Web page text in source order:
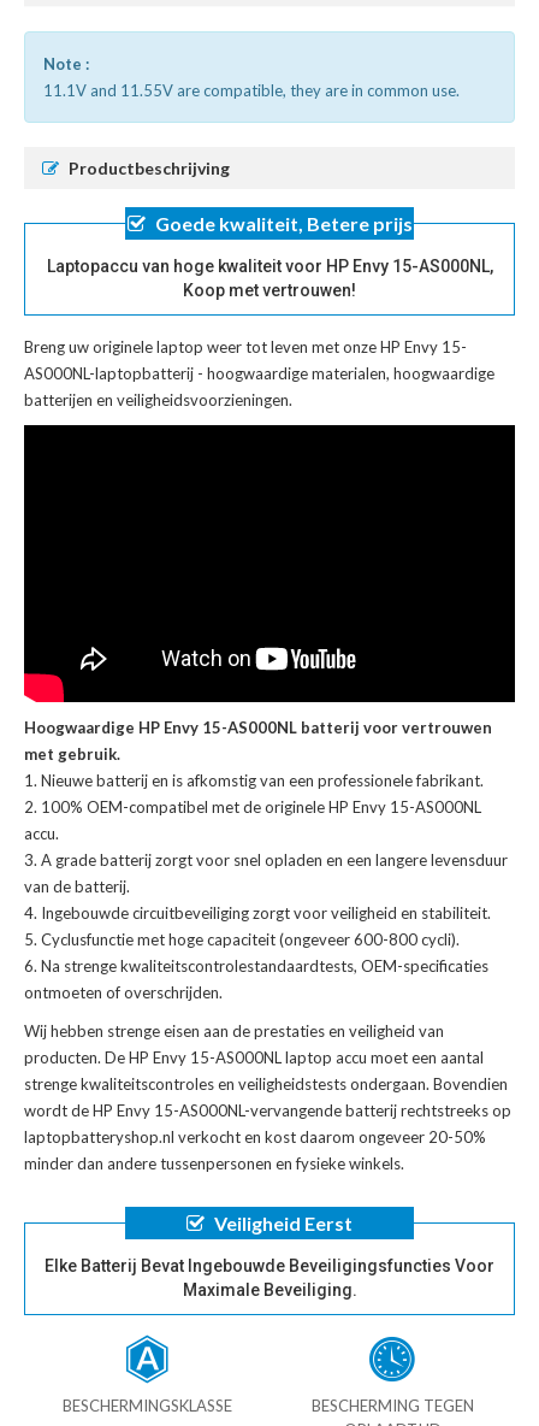
Note :
11.1V and 11.55V are compatible, they are in common use.
Productbeschrijving
Goede kwaliteit, Betere prijs
Laptopaccu van hoge kwaliteit voor HP Envy 15-AS000NL,
Koop met vertrouwen!
Breng uw originele laptop weer tot leven met onzeHP Envy 15-
AS000NL-laptopbatterij - hoogwaardige materialen, hoogwaardige
batterijen en veiligheidsvoorzieningen.
Hoogwaardige HP Envy 15-AS000NL batterij voor vertrouwen
met gebruik.
Nieuwe batterij en is afkomstig van een professionele fabrikant.
100% OEM-compatibel met deoriginele HP Envy 15-AS000NL
accu.
A grade batterij zorgt voor snel opladen en een langere levensduur
van de batterij.
Ingebouwde circuitbeveiliging zorgt voor veiligheid en stabiliteit.
Cyclusfunctie met hoge capaciteit (ongeveer 600-800 cycli).
Na strenge kwaliteitscontrolestandaardtests, OEM-specificaties
ontmoeten of overschrijden.
Wij hebben strenge eisen aan de prestaties en veiligheid van
producten. DeHP Envy 15-AS000NL laptop accu moet een aantal
strenge kwaliteitscontroles en veiligheidstests ondergaan. Bovendien
wordt deHP Envy 15-AS000NL-vervangende batterijrechtstreeks op
laptopbatteryshop.nl verkocht en kost daarom ongeveer 20-50%
minder dan andere tussenpersonen en fysieke winkels.
Veiligheid Eerst
Elke Batterij Bevat Ingebouwde Beveiligingsfuncties Voor
Maximale Beveiliging.
BESCHERMINGSKLASSE
BESCHERMING TEGEN